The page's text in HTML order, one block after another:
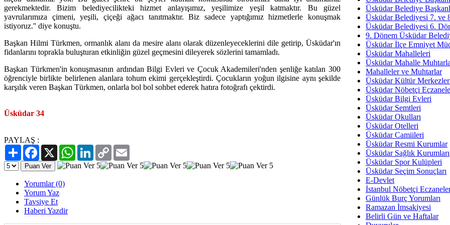
gerekmektedir. Bizim belediyecilikteki hizmet anlayışımız, yeşilimize yeşil katmaktır. Bu güzel
yavrularımıza çimeni, yeşili, çiçeği ağacı tanıtmaktır. Biz sadece yaptığımız hizmetlerle konuşmak
istiyoruz.'' diye konuştu.
Başkan Hilmi Türkmen, ormanlık alanı da mesire alanı olarak düzenleyeceklerini dile getirip, Üsküdar'ın
fidanlarını toprakla buluşturan etkinliğin güzel geçmesini dileyerek sözlerini tamamladı.
Başkan Türkmen'in konuşmasının ardından Bilgi Evleri ve Çocuk Akademileri'nden şenliğe katılan 300
öğrenciyle birlikte belirlenen alanlara tohum ekimi gerçekleştirdi. Çocukların yoğun ilgisine aynı şekilde
karşılık veren Başkan Türkmen, onlarla bol bol sohbet ederek hatıra fotoğrafı çektirdi.
Üsküdar 34
PAYLAŞ :
PaylaşFacebook
X WhatsAppLinkedIn
Copy
Link
Yorumlar (0)
Yorum Yaz
Tavsiye Et
Haberi Yazdir
Av.
İmar Sorunlarının Genel
Arakan
Bayramın
Ruhsal
Üsküdar
Üsküdar Belediye
Üsküdar Belediyesi 7. ve
Üsküdar Belediyesi 6.
9. Dönem Üsküdar
Üsküdar İlçe Emniyet
Üsküdar Mahalleleri
Üsküdar Mahalle
Mahalleler ve Muhtarlar
Üsküdar Kültür
Üsküdar Nöbetçi
Üsküdar Bilgi Evleri
Üsküdar Semtleri
Üsküdar Okulları
Üsküdar Otelleri
Üsküdar Camiileri
Üsküdar Resmi Kurumlar
Üsküdar Sağlık Kurumları
Üsküdar Spor Kulüpleri
Üsküdar Seçim Sonuçları
E-Devlet
İstanbul Nöbetçi
Günlük Burç Yorumları
Ramazan İmsakiyesi
Belirli Gün ve Haftalar